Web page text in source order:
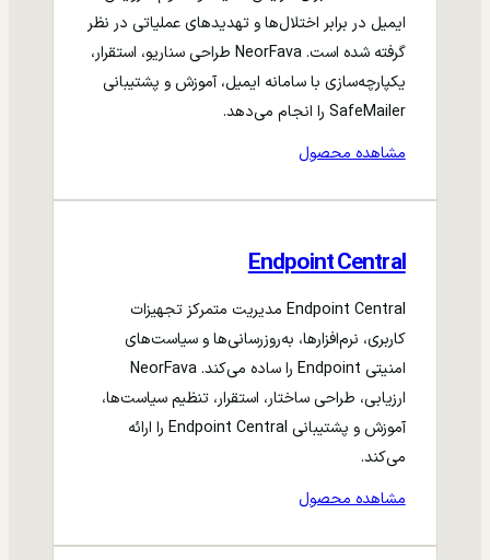
ایمیل در برابر اختلال‌ها و تهدیدهای عملیاتی در نظر
گرفته شده است. NeorFava طراحی سناریو، استقرار،
یکپارچه‌سازی با سامانه ایمیل، آموزش و پشتیبانی
SafeMailer را انجام می‌دهد.
مشاهده محصول
Endpoint Central
Endpoint Central مدیریت متمرکز تجهیزات
کاربری، نرم‌افزارها، به‌روزرسانی‌ها و سیاست‌های
امنیتی Endpoint را ساده می‌کند. NeorFava
ارزیابی، طراحی ساختار، استقرار، تنظیم سیاست‌ها،
آموزش و پشتیبانی Endpoint Central را ارائه
می‌کند.
مشاهده محصول